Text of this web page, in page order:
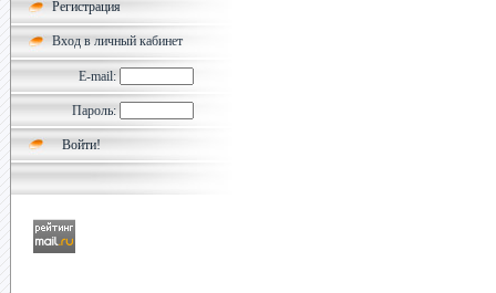
Регистрация
Вход в личный кабинет
E-mail:
Пароль: